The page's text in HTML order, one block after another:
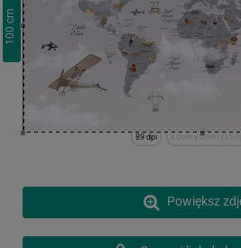
100
cm
x:0cm y:0cm |
89 dpi
Powiększ